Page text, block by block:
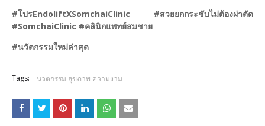
#โปรEndoliftXSomchaiClinic #สวยยกกระชับไม่ต้องผ่าตัด
#SomchaiClinic #คลินิกแพทย์สมชาย
#นวัตกรรมใหม่ล่าสุด
Tags: นวตกรรม สุขภาพ ความงาม